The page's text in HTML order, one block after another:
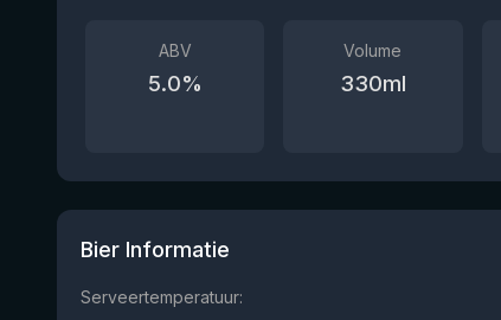
ABV
5.0%
Volume
330ml
Bier Informatie
Serveertemperatuur: